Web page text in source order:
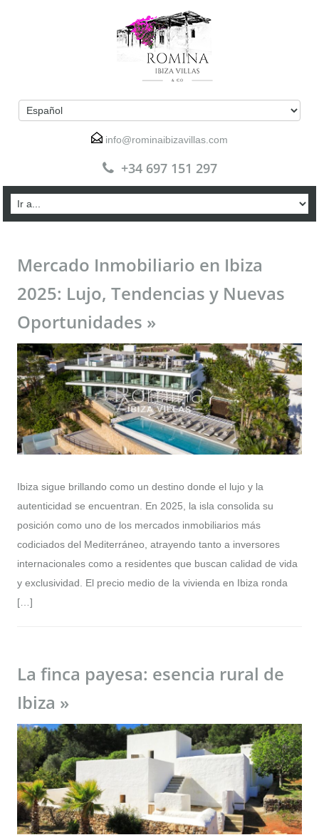
info@rominaibizavillas.com
+34 697 151 297
Mercado Inmobiliario en Ibiza
2025: Lujo, Tendencias y Nuevas
Oportunidades »
Ibiza sigue brillando como un destino donde el lujo y la
autenticidad se encuentran. En 2025, la isla consolida su
posición como uno de los mercados inmobiliarios más
codiciados del Mediterráneo, atrayendo tanto a inversores
internacionales como a residentes que buscan calidad de vida
y exclusividad. El precio medio de la vivienda en Ibiza ronda
[…]
La finca payesa: esencia rural de
Ibiza »